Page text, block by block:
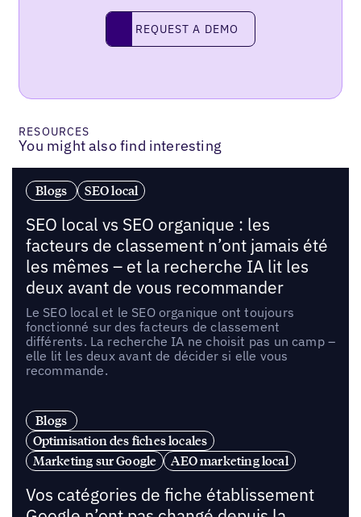
Request a demo
REQUEST A DEMO
RESOURCES
You might also find interesting
Blogs SEO local
SEO local vs SEO organique : les
facteurs de classement n’ont jamais été
les mêmes – et la recherche IA lit les
deux avant de vous recommander
Le SEO local et le SEO organique ont toujours
fonctionné sur des facteurs de classement
différents. La recherche IA ne choisit pas un camp –
elle lit les deux avant de décider si elle vous
recommande.
Blogs
Optimisation des fiches locales
Marketing sur Google
AEO marketing local
Vos catégories de fiche établissement